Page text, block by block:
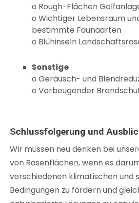
o Rough-Flächen
o Wichtiger Lebensraum
bestimmte Faunaarten
o Blühinseln
Sonstige
o Geräusch- und
o Vorbeugender
Schlussfolgerung und
Wir müssen neu denken bei
von Rasenflächen, wenn es
verschiedenen klimatischen und
Bedingungen zu fördern und